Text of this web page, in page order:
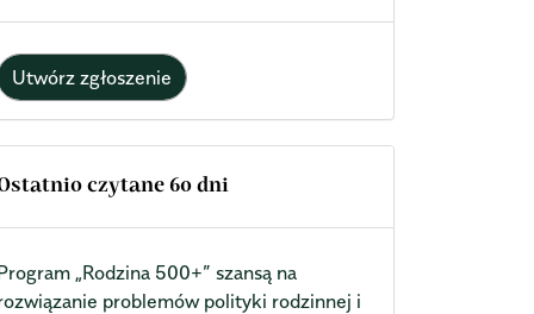
Utwórz zgłoszenie
czytane 60 dni
„Rodzina 500+” szansą na
problemów polityki rodzinnej i